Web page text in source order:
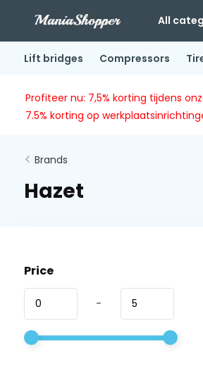
All
Lift bridges Compressors
Profiteer nu: 7,5% korting tijdens
7.5% korting op
Brands
Hazet
Price
-